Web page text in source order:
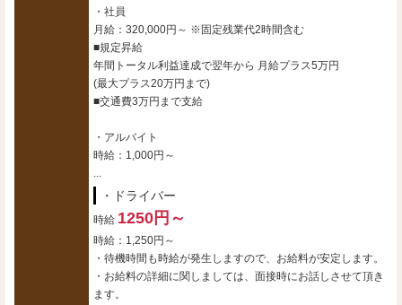
・社員
月給：320,000円～ ※固定残業代2時間含む
■規定昇給
年間トータル利益達成で翌年から 月給プラス5万円
(最大プラス20万円まで)
■交通費3万円まで支給
・アルバイト
時給：1,000円～
...
・ドライバー
時給 1250円～
時給：1,250円～
・待機時間も時給が発生しますので、お給料が安定します。
・お給料の詳細に関しましては、面接時にお話しさせて頂き
ます。